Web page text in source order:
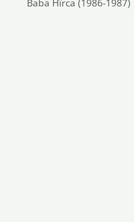
Baba Hîrca (1986-1987)